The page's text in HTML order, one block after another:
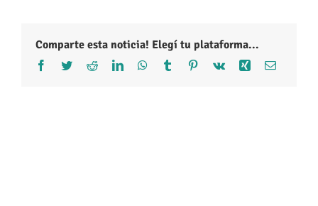
Comparte esta noticia! Elegí tu plataforma...
Facebook
TwitterRedditLinkedInWhatsApp
Tumblr Pinterest
Vk Xing Correo